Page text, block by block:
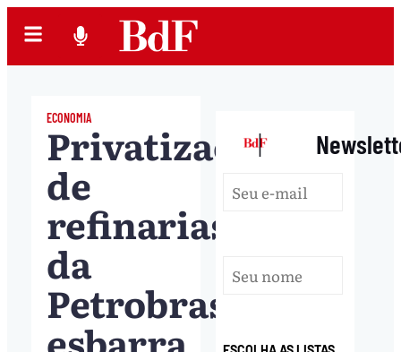
ECONOMIA
Privatização
de
refinarias
da
Petrobras
esbarra
|